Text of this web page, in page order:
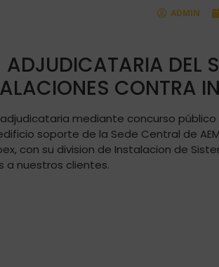
ADMIN
DEL
CONTRA
adjudicataria mediante concurso
soporte de la Sede Central de
con su division de Instalacion de
a nuestros clientes.